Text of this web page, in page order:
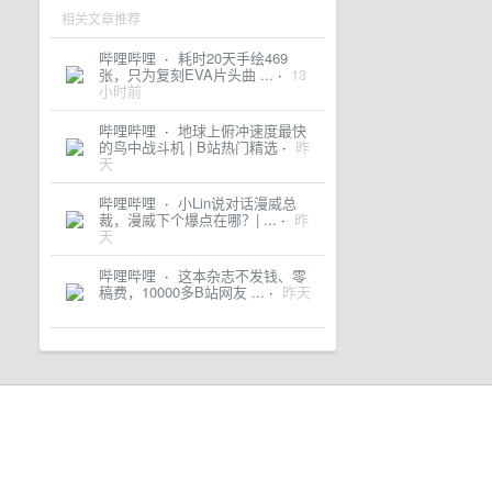
相关文章推荐
哔哩哔哩 · 耗时20天手绘469
张，只为复刻EVA片头曲 ... · 13
小时前
哔哩哔哩 · 地球上俯冲速度最快
的鸟中战斗机 | B站热门精选 · 昨
天
哔哩哔哩 · 小Lin说对话漫威总
裁，漫威下个爆点在哪？| ... · 昨
天
哔哩哔哩 · 这本杂志不发钱、零
稿费，10000多B站网友 ... · 昨天